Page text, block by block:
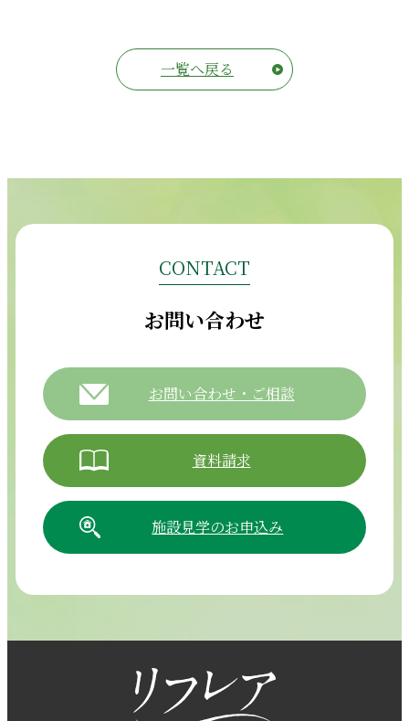
054-265-5811
【電話受付時間】8:30～17:30（月曜～土曜）
採用情報
一覧へ戻る
CONTACT
お問い合わせ
お問い合わせ・ご相談
資料請求
施設見学のお申込み